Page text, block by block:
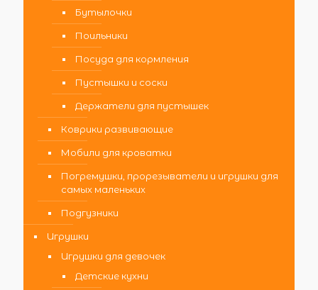
Бутылочки
Поильники
Посуда для кормления
Пустышки и соски
Держатели для пустышек
Коврики развивающие
Мобили для кроватки
Погремушки, прорезыватели и игрушки для
самых маленьких
Подгузники
Игрушки
Игрушки для девочек
Детские кухни